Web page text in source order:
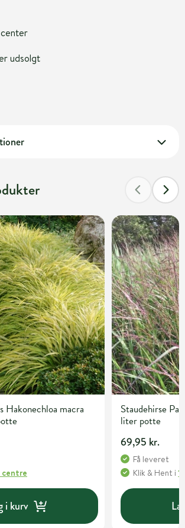
udsolgt
Hakonechloa macra
centre
i kurv
Staudehirse
liter potte
69,95 kr.
Få leveret
Klik & Hent i